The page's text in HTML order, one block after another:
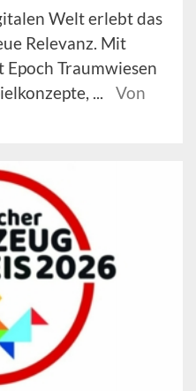
Welt erlebt das
Relevanz. Mit
Epoch Traumwiesen
...
Von